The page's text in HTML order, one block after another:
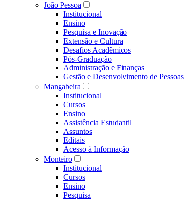
João Pessoa
Institucional
Ensino
Pesquisa e Inovação
Extensão e Cultura
Desafios Acadêmicos
Pós-Graduação
Administração e Finanças
Gestão e Desenvolvimento de Pessoas
Mangabeira
Institucional
Cursos
Ensino
Assistência Estudantil
Assuntos
Editais
Acesso à Informação
Monteiro
Institucional
Cursos
Ensino
Pesquisa